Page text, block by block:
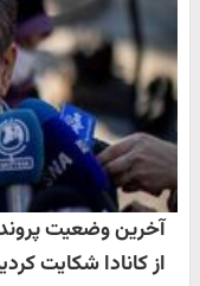
آخرین وضعیت
از کانادا شکایت